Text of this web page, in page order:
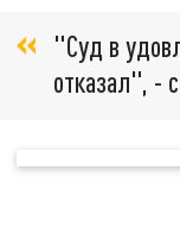
"Суд в
отказал", -